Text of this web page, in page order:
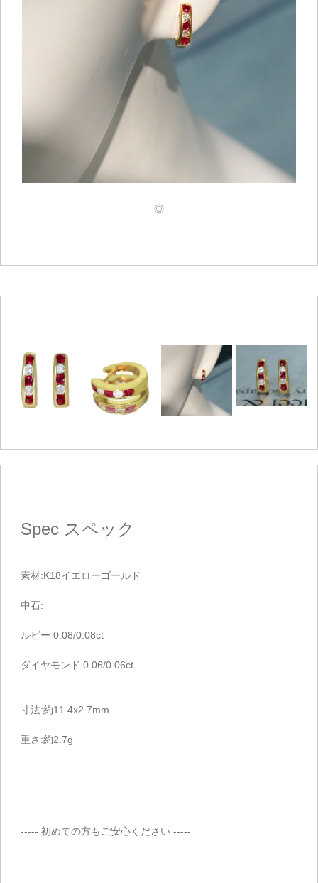
◎
Spec スペック
素材:K18イエローゴールド
中石:
ルビー 0.08/0.08ct
ダイヤモンド 0.06/0.06ct
寸法:約11.4x2.7mm
重さ:約2.7g
----- 初めての方もご安心ください -----